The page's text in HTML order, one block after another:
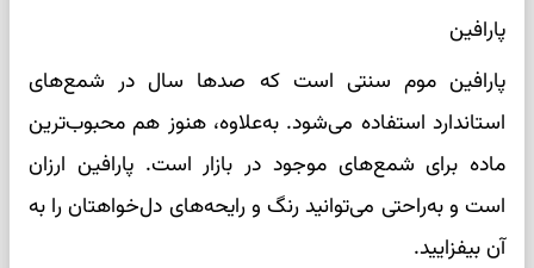
پارافین
پارافین موم سنتی است که صدها سال در شمع‌های
استاندارد استفاده می‌شود. به‌علاوه، هنوز هم محبوب‌ترین
ماده برای شمع‌های موجود در بازار است. پارافین ارزان
است و به‌راحتی می‌توانید رنگ و رایحه‌های دل‌خواهتان را به
آن بیفزایید.